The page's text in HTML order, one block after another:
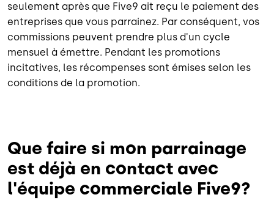
seulement après que Five9 ait reçu le paiement des
entreprises que vous parrainez. Par conséquent, vos
commissions peuvent prendre plus d'un cycle
mensuel à émettre. Pendant les promotions
incitatives, les récompenses sont émises selon les
conditions de la promotion.
Que faire si mon parrainage
est déjà en contact avec
l'équipe commerciale Five9?